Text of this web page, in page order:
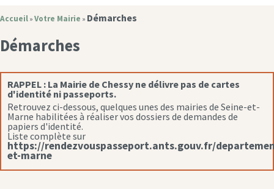
Accueil » Votre Mairie » Démarches
Démarches
RAPPEL : La Mairie de Chessy ne délivre pas de cartes
d'identité ni passeports.
Retrouvez ci-dessous, quelques unes des mairies de Seine-et-
Marne habilitées à réaliser vos dossiers de demandes de
papiers d'identité.
Liste complète sur
https://rendezvouspasseport.ants.gouv.fr/
et-marne